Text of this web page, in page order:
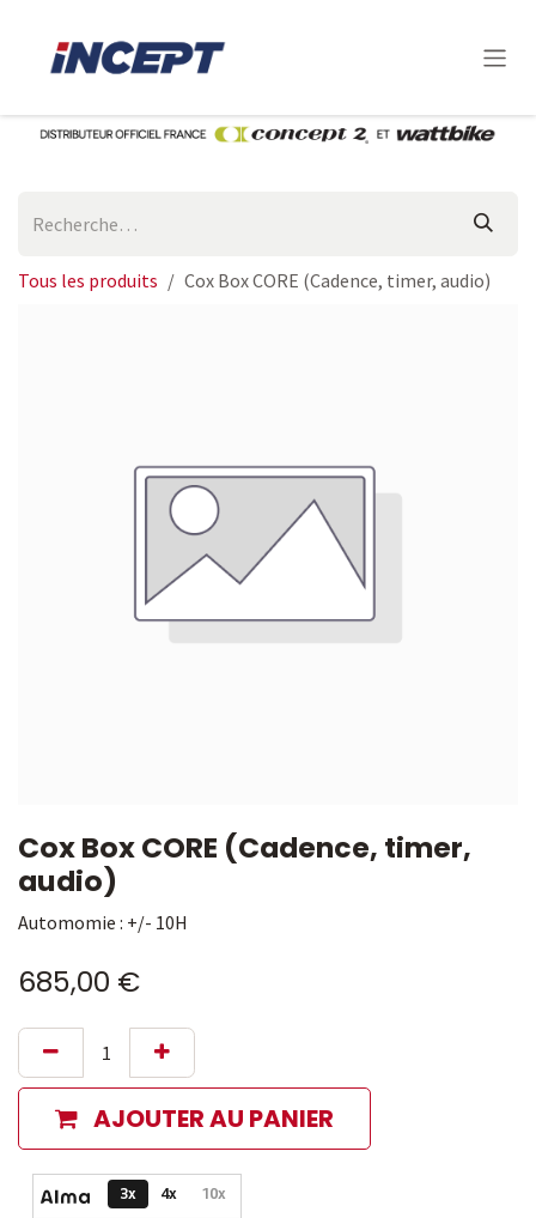
Tous les produits Cox Box CORE (Cadence, timer, audio)
Cox Box CORE (Cadence, timer,
audio)
Automomie : +/- 10H
685,00 €
AJOUTER AU PANIER
Options de paiement disponibles
3x 4x 10x